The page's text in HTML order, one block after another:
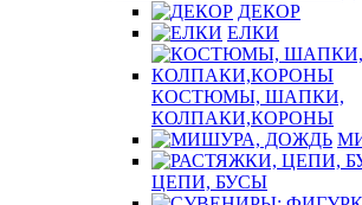
ДЕКОР
ЕЛКИ
КОСТЮМЫ, ШАПКИ,
КОЛПАКИ,КОРОНЫ
ЦЕПИ, БУСЫ